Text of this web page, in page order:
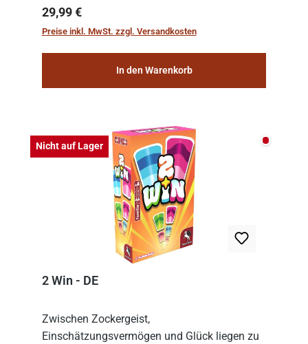
team of experts from the Vatican undertook
the meticulous job of cleaning and
Regulärer Preis:
29,99 €
Preise inkl. MwSt. zzgl. Versandkosten
In den Warenkorb
Nicht auf Lager Nicht
2 Win - DE
Zwischen Zockergeist,
Einschätzungsvermögen und Glück liegen zu